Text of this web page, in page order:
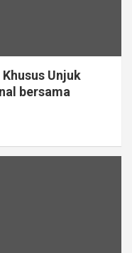
Unjuk
bersama